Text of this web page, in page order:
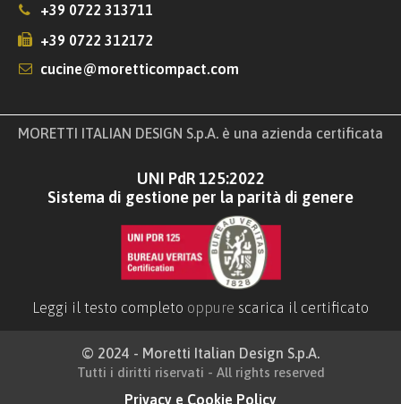
+39 0722 313711
+39 0722 312172
cucine@moretticompact.com
MORETTI ITALIAN DESIGN S.p.A. è una azienda certificata
UNI PdR 125:2022
Sistema di gestione per la parità di genere
Leggi il testo completo oppure scarica il certificato
© 2024 - Moretti Italian Design S.p.A.
Tutti i diritti riservati - All rights reserved
Privacy e Cookie Policy